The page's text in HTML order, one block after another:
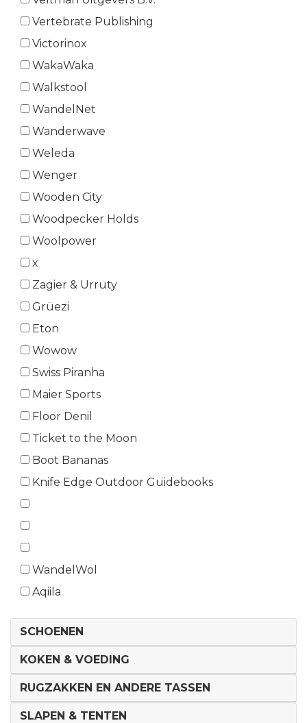
Vertebrate Publishing
Victorinox
WakaWaka
Walkstool
WandelNet
Wanderwave
Weleda
Wenger
Wooden City
Woodpecker Holds
Woolpower
x
Zagier & Urruty
Grüezi
Eton
Wowow
Swiss Piranha
Maier Sports
Floor Denil
Ticket to the Moon
Boot Bananas
Knife Edge Outdoor Guidebooks
WandelWol
Aqiila
SCHOENEN
KOKEN & VOEDING
RUGZAKKEN EN ANDERE TASSEN
SLAPEN & TENTEN